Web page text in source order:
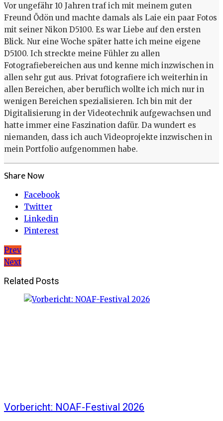
Vor ungefähr 10 Jahren traf ich mit meinem guten
Freund Ödön und machte damals als Laie ein paar Fotos
mit seiner Nikon D5100. Es war Liebe auf den ersten
Blick. Nur eine Woche später hatte ich meine eigene
D5100. Ich streckte meine Fühler zu allen
Fotografiebereichen aus und kenne mich inzwischen in
allen sehr gut aus. Privat fotografiere ich weiterhin in
allen Bereichen, aber beruflich wollte ich mich nur in
wenigen Bereichen spezialisieren. Ich bin mit der
Digitalisierung in der Videotechnik aufgewachsen und
hatte immer eine Faszination dafür. Da wundert es
niemanden, dass ich auch Videoprojekte inzwischen in
mein Portfolio aufgenommen habe.
Share Now
Facebook
Twitter
Linkedin
Pinterest
Beitragsnavigation
Prev
Next
Related Posts
Vorbericht: NOAF-Festival 2026